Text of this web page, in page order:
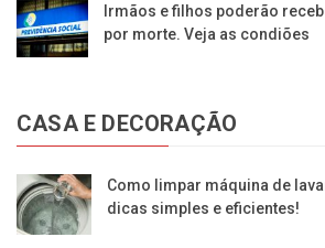
Irmãos e filhos poderão
por morte. Veja as condiões
CASA E DECORAÇÃO
Como limpar máquina de
dicas simples e eficientes!